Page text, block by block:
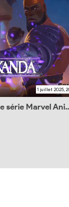
1 juillet 2025,
Premier aperçu de